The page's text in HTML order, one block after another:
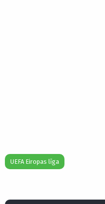
UEFA Eiropas līga